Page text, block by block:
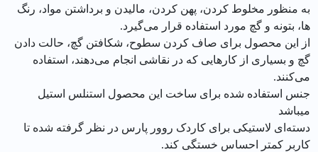
به منظور مخلوط کردن، پهن کردن، مالیدن و برداشتن مواد، رنگ‌
ها، بتونه و گچ مورد استفاده قرار می‌گیرد.
از این محصول برای صاف کردن سطوح، شکافتن گچ، حالت دادن
گچ و بسیاری از کارهایی که در نقاشی انجام می‌دهند، استفاده
می‌کنند.
جنس استفاده شده برای ساخت این محصول استنلس استیل
میباشد
دسته‌ای لاستیکی برای کاردک روور پارس در نظر گرفته‌ شده تا
کاربر کمتر احساس خستگی کند.